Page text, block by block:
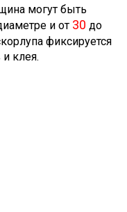
могут быть
и от 30 до
фиксируется
клея.